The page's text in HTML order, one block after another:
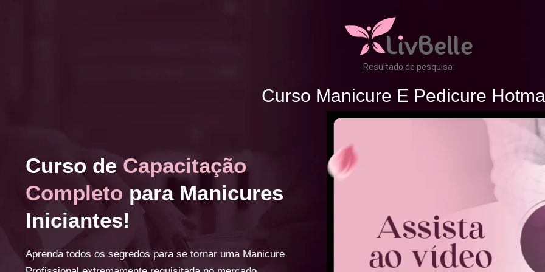
Resultado de pesquisa:
Curso Manicure E Pedicure
Curso de Capacitação
Completo para Manicures
Iniciantes!
Aprenda todos os segredos para se tornar uma Manicure